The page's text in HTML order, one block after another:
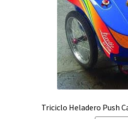
Triciclo Heladero Push